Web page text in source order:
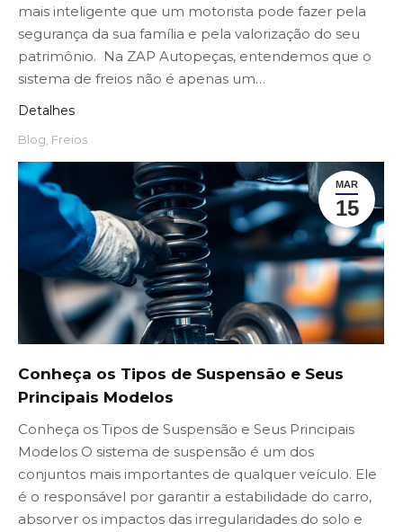
mais inteligente que um motorista pode fazer pela
segurança da sua família e pela valorização do seu
patrimônio. Na ZAP Autopeças, entendemos que o
sistema de freios não é apenas um…
Detalhes
Blog Freios
MAR
15
Conheça os Tipos de Suspensão e Seus
Principais Modelos
Conheça os Tipos de Suspensão e Seus Principais
Modelos O sistema de suspensão é um dos
conjuntos mais importantes de qualquer veículo. Ele
é o responsável por garantir a estabilidade do carro,
absorver os impactos das irregularidades do solo e